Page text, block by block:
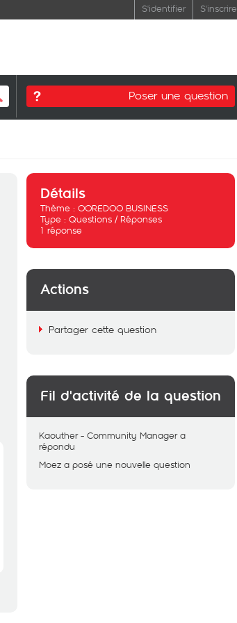
S'identifier S'inscrire
Poser une question
Détails
Thème : OOREDOO BUSINESS
Type : Questions / Réponses
1 réponse
Actions
Partager cette question
Fil d'activité de la question
Kaouther - Community Manager a
répondu
Moez a posé une nouvelle question